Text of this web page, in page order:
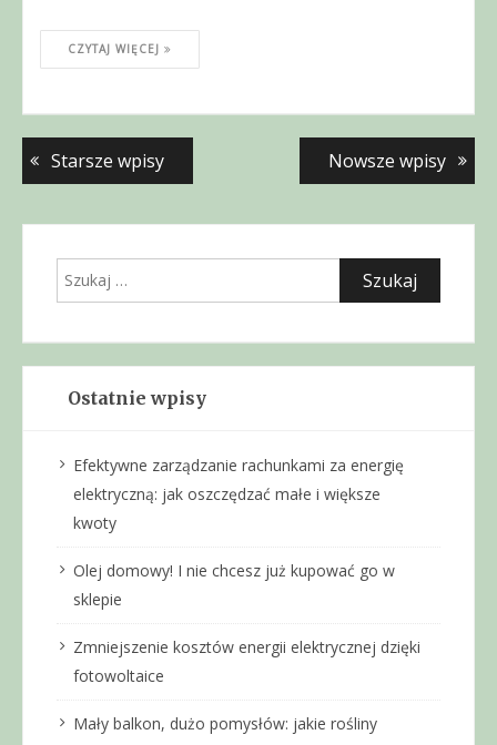
CZYTAJ WIĘCEJ
Starsze wpisy Nowsze wpisy
Szukaj:
Ostatnie wpisy
Efektywne zarządzanie rachunkami za energię
elektryczną: jak oszczędzać małe i większe
kwoty
Olej domowy! I nie chcesz już kupować go w
sklepie
Zmniejszenie kosztów energii elektrycznej dzięki
fotowoltaice
Mały balkon, dużo pomysłów: jakie rośliny